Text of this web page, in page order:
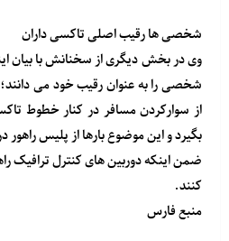
شخصی ها رقیب اصلی تاکسی داران
وی در بخش دیگری از سخنانش با بیان
شخصی را به عنوان رقیب خود می
از سوارکردن مسافر در کنار خطوط
بگیرد و این موضوع بارها از پلیس
ضمن اینکه دوربین های کنترل ترافیک
کنند.
منبعفارس